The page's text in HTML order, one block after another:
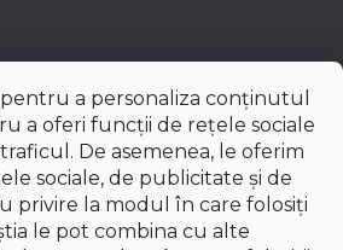
a personaliza conținutul
a oferi funcții de rețele sociale
De asemenea, le oferim
sociale, de publicitate și de
privire la modul în care folosiți
le pot combina cu alte